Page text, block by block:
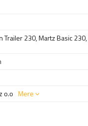
Trailer 230,Martz Basic 230,
o.o Mere